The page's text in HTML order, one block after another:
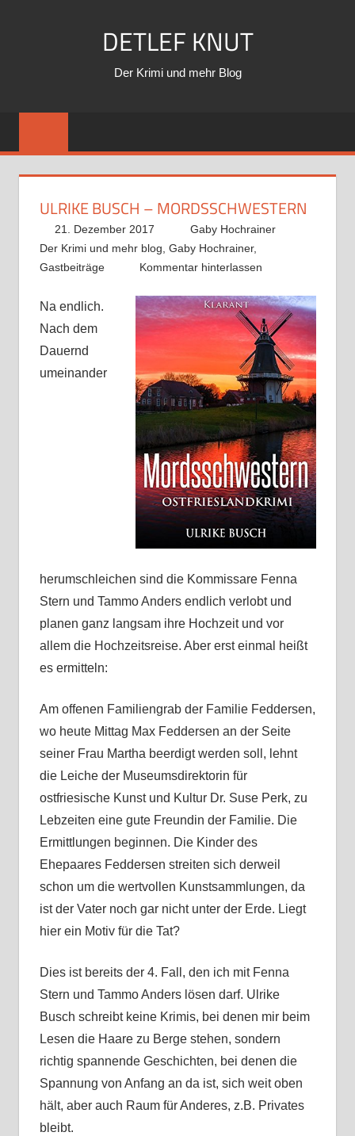
DETLEF KNUT
Der Krimi und mehr Blog
ULRIKE BUSCH – MORDSSCHWESTERN
21. Dezember 2017
Gaby Hochrainer
Der Krimi und mehr blog Gaby Hochrainer,
Gastbeiträge
Kommentar hinterlassen
Na endlich.
Nach dem
Dauernd
umeinander
herumschleichen sind die Kommissare Fenna
Stern und Tammo Anders endlich verlobt und
planen ganz langsam ihre Hochzeit und vor
allem die Hochzeitsreise. Aber erst einmal heißt
es ermitteln:
Am offenen Familiengrab der Familie Feddersen,
wo heute Mittag Max Feddersen an der Seite
seiner Frau Martha beerdigt werden soll, lehnt
die Leiche der Museumsdirektorin für
ostfriesische Kunst und Kultur Dr. Suse Perk, zu
Lebzeiten eine gute Freundin der Familie. Die
Ermittlungen beginnen. Die Kinder des
Ehepaares Feddersen streiten sich derweil
schon um die wertvollen Kunstsammlungen, da
ist der Vater noch gar nicht unter der Erde. Liegt
hier ein Motiv für die Tat?
Dies ist bereits der 4. Fall, den ich mit Fenna
Stern und Tammo Anders lösen darf. Ulrike
Busch schreibt keine Krimis, bei denen mir beim
Lesen die Haare zu Berge stehen, sondern
richtig spannende Geschichten, bei denen die
Spannung von Anfang an da ist, sich weit oben
hält, aber auch Raum für Anderes, z.B. Privates
bleibt.